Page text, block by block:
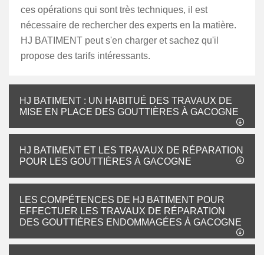
ces opérations qui sont très techniques, il est
nécessaire de rechercher des experts en la matière.
HJ BATIMENT peut s'en charger et sachez qu'il
propose des tarifs intéressants.
HJ BATIMENT : UN HABITUÉ DES TRAVAUX DE
MISE EN PLACE DES GOUTTIÈRES À GACOGNE
HJ BATIMENT ET LES TRAVAUX DE RÉPARATION
POUR LES GOUTTIÈRES À GACOGNE
LES COMPÉTENCES DE HJ BATIMENT POUR
EFFECTUER LES TRAVAUX DE RÉPARATION
DES GOUTTIÈRES ENDOMMAGÉES À GACOGNE